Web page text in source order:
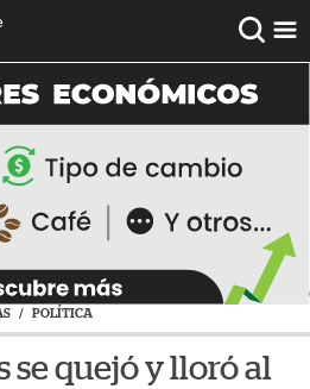
/ POLÍTICA
se quejó y lloró al